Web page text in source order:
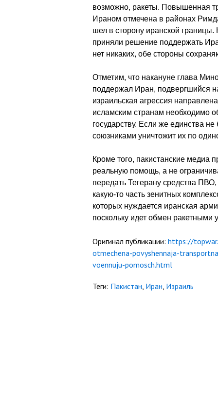
возможно, ракеты. Повышенная
Ираном отмечена в районах
шел в сторону иранской границы.
приняли решение поддержать
нет никаких, обе стороны
Отметим, что накануне глава
поддержал Иран, подвергшийся
израильская агрессия
исламским странам необходимо
государству. Если же единства
союзниками уничтожит их по
Кроме того, пакистанские медиа
реальную помощь, а не
передать Тегерану средства
какую-то часть зенитных
которых нуждается иранская
поскольку идет обмен
Оригинал публикации: https://
otmechena-povyshennaja-
voennuju-pomosch.html
Теги: Пакистан, Иран, Израиль